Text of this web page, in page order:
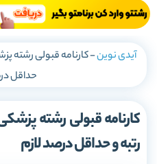
آیدی نوین-کارنامه قبولی رشته
حداقل
کارنامه قبولی رشته
رتبه و حداقل درصد لازم